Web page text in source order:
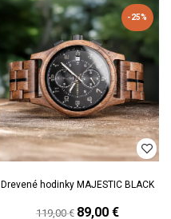
-25%
Drevené hodinky MAJESTIC BLACK
119,00€ Original
89,00 €Current